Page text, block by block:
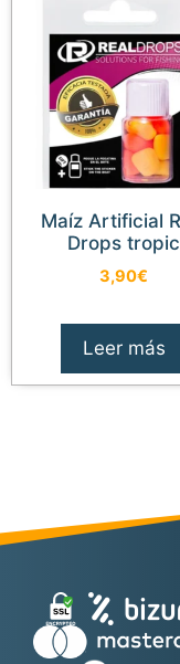
Maíz Artificial Real
Drops tropic
3,90€
Leer más